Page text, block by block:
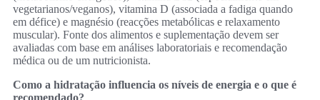
vegetarianos/veganos), vitamina D (associada a fadiga quando
em défice) e magnésio (reacções metabólicas e relaxamento
muscular). Fonte dos alimentos e suplementação devem ser
avaliadas com base em análises laboratoriais e recomendação
médica ou de um nutricionista.
Como a hidratação influencia os níveis de energia e o que é
recomendado?